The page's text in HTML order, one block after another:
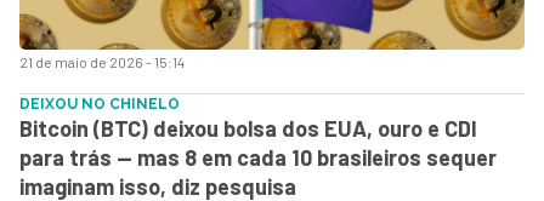
21 de maio de 2026 - 15:14
DEIXOU NO CHINELO
Bitcoin (BTC) deixou bolsa dos EUA, ouro e CDI
para trás — mas 8 em cada 10 brasileiros sequer
imaginam isso, diz pesquisa